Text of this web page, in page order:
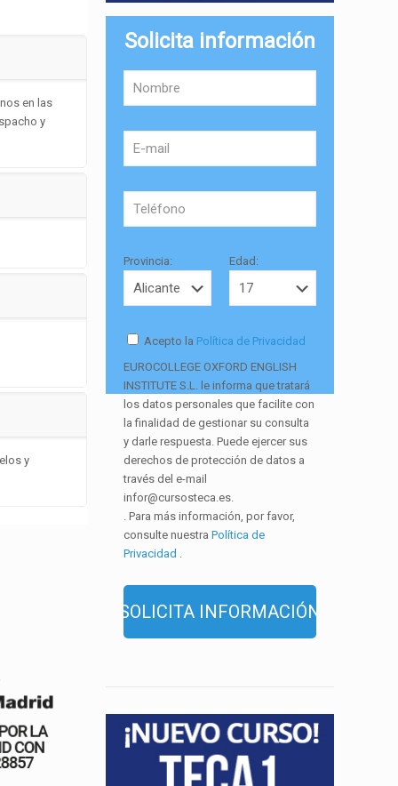
en las
y
y
Solicita información
Provincia: Edad:
Acepto la Política de Privacidad
EUROCOLLEGE OXFORD ENGLISH
INSTITUTE S.L. le informa que tratará
los datos personales que facilite con
la finalidad de gestionar su consulta
y darle respuesta. Puede ejercer sus
derechos de protección de datos a
través del e-mail
infor@cursosteca.es.
. Para más información, por favor,
consulte nuestraPolítica de
Privacidad